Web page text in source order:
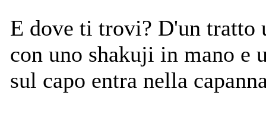
E dove ti trovi? D'un tratto
con uno shakuji in mano e
sul capo entra nella